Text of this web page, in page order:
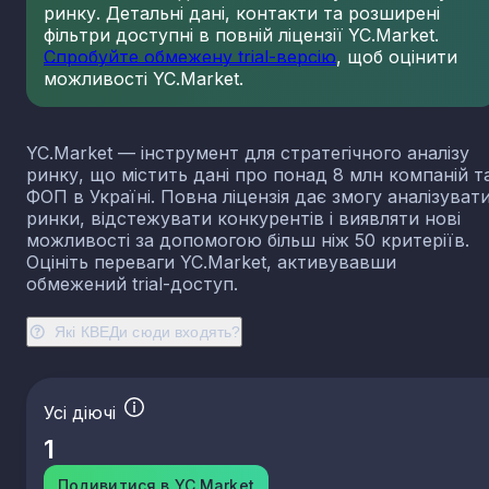
Які КВЕДи сюди входять?
ринку. Детальні дані, контакти та розширені
фільтри доступні в повній ліцензії YC.Market.
Спробуйте обмежену trial-версію, щоб оцінити
можливості YC.Market.
YC.Market — інструмент для стратегічного аналізу
ринку, що містить дані про понад 8 млн компаній
ФОП в Україні. Повна ліцензія дає змогу
ринки, відстежувати конкурентів і виявляти нові
можливості за допомогою більш ніж 50 критеріїв.
Оцініть переваги YC.Market, активувавши
обмежений trial-доступ.
Усі діючі
1
Подивитися в YC.Market
23.13 Виробництво порожнистого скла
23.14 Виробництво скловолокна
23.19 Виробництво й оброблення інших скляних
23.31 Виробництво керамічних плиток і плит
23.32 Виробництво цегли, черепиці та інших
виробів із випаленої глини
23.41
Виробництво господарських і декоративних
керамічних виробів
23.42
Виробництво керамічних санітарно-технічних
23.43 Виробництво керамічних електроізоляторів та
ізоляційної арматури
призначення
23.49 Виробництво інших керамічних виробів
23.52 Виробництво вапна та гіпсових сумішей